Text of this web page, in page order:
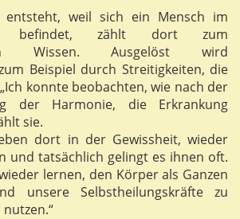
weil sich ein Mensch im
befindet, zählt dort zum
Wissen. Ausgelöst wird
Beispiel durch Streitigkeiten, die
konnte beobachten, wie nach der
der Harmonie, die Erkrankung
sie.
dort in der Gewissheit, wieder
und tatsächlich gelingt es ihnen oft.
lernen, den Körper als Ganzen
unsere Selbstheilungskräfte zu